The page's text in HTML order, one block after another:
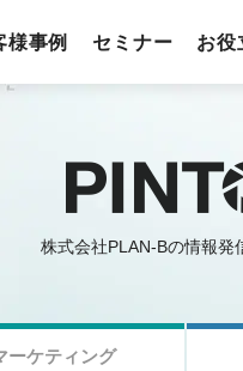
様事例 セミナー お役
株式会社PLAN-Bの情報発
ーケティング